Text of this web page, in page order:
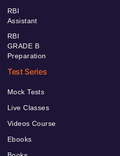
RBI
Assistant
RBI
GRADE B
Preparation
Test Series
Mock Tests
Live Classes
Videos Course
Ebooks